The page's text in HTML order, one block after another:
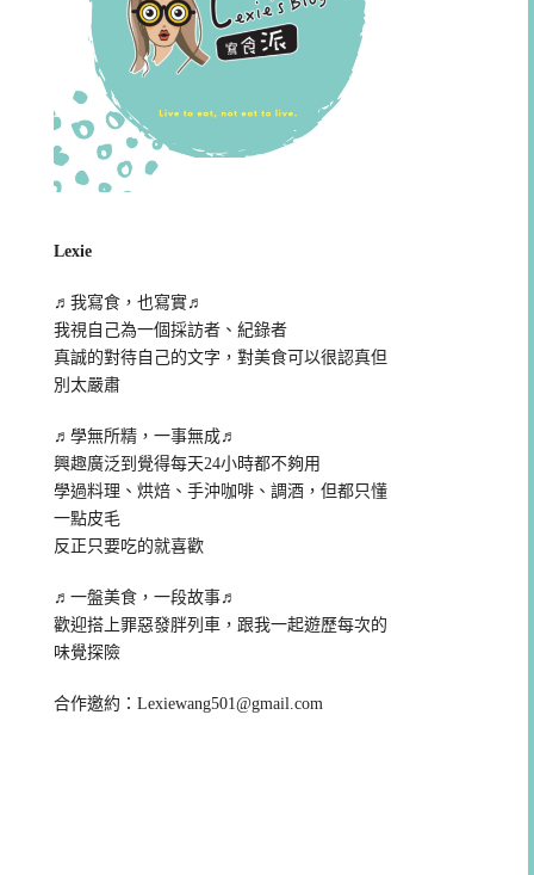
Lexie
♬我寫食，也寫實♬
我視自己為一個採訪者、紀錄者
真誠的對待自己的文字，對美食可以很認真但
別太嚴肅
♬學無所精，一事無成♬
興趣廣泛到覺得每天24小時都不夠用
學過料理、烘焙、手沖咖啡、調酒，但都只懂
一點皮毛
反正只要吃的就喜歡
♬一盤美食，一段故事♬
歡迎搭上罪惡發胖列車，跟我一起遊歷每次的
味覺探險
合作邀約：Lexiewang501@gmail.com